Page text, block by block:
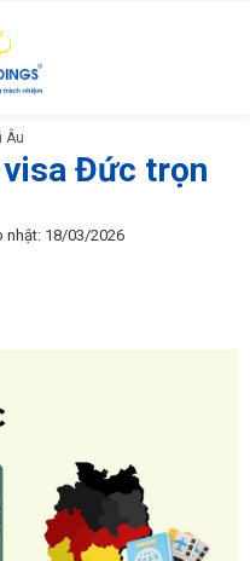
Âu
visa Đức trọn
nhật: 18/03/2026